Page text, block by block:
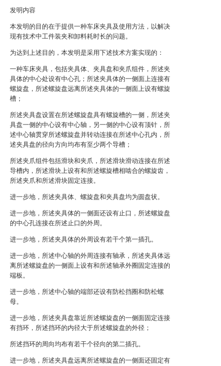
发明内容
本发明的目的在于提供一种车床夹具及使用方法，以解决
现有技术中工件装夹和卸料耗时长的问题。
为达到上述目的，本发明是采用下述技术方案实现的：
一种车床夹具，包括夹具体、夹具盘和夹爪组件，所述夹
具体的中心处设有中心孔；所述夹具体的一侧面上连接有
螺旋盘，所述螺旋盘远离所述夹具体的一侧面上设有螺旋
槽；
所述夹具盘设置在所述螺旋盘具有螺旋槽的一侧，所述夹
具盘一侧的中心设有中心轴，另一侧的中心设有顶针，所
述中心轴贯穿所述螺旋盘并转动连接在所述中心孔内，所
述夹具盘的径向方向均布有至少两个导槽；
所述夹爪组件包括滑块和夹爪，所述滑块滑动连接在所述
导槽内，所述滑块上设有和所述螺旋槽相啮合的螺旋齿，
所述夹爪和所述滑块固定连接。
进一步地，所述夹具体、螺旋盘和夹具盘均为圆盘状。
进一步地，所述夹具体的一侧面还设有止口，所述螺旋盘
的中心孔连接在所述止口的外周。
进一步地，所述夹具体的外周设有若干个第一插孔。
进一步地，所述中心轴的外周连接有轴承，所述夹具体远
离所述螺旋盘的一侧面上设有和所述轴承外圈固定连接的
端板。
进一步地，所述中心轴的端部还设有防松挡圈和防松螺
母。
进一步地，所述夹具盘靠近所述螺旋盘的一侧面固定连接
有挡环，所述挡环的内径大于所述螺旋盘的外径；
所述挡环的周向均布有若干个径向的第二插孔。
进一步地，所述夹具盘远离所述螺旋盘的一侧面还固定有